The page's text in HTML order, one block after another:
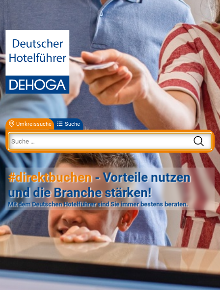
Umkreissuche Suche
#direktbuchen- Vorteile nutzen
und die Branche stärken!
Mit dem Deutschen Hotelführer sind Sie immer bestens beraten.